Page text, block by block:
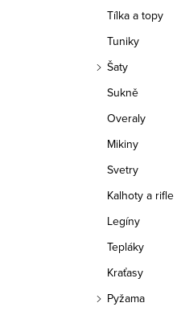
Tílka a topy
Tuniky
Šaty
Sukně
Overaly
Mikiny
Svetry
Kalhoty a rifle
Legíny
Tepláky
Kraťasy
Pyžama